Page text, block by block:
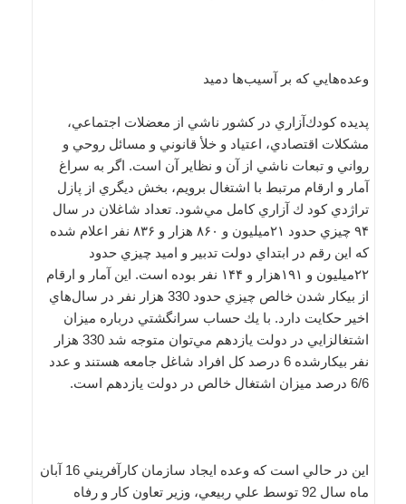
وعده‌هايي كه بر آسيب‌ها دميد
پديده كودك‌آزاري در كشور ناشي از معضلات اجتماعي،
مشكلات اقتصادي، اعتياد و خلأ قانوني و مسائل روحي و
رواني و تبعات ناشي از آن و نظاير آن است. اگر به سراغ
آمار و ارقام مرتبط با اشتغال برويم، بخش ديگري از پازل
تراژدي كود ك آزاري كامل مي‌شود. تعداد شاغلان در سال
۹۴ چيزي حدود ۲۱ميليون و ۸۶۰ هزار و ۸۳۶ نفر اعلام شده
كه اين رقم در ابتداي دولت تدبير و اميد چيزي حدود
۲۲ميليون و ۱۹۱هزار و ۱۴۴ نفر بوده است. اين آمار و ارقام
از بيكار شدن خالص چيزي حدود 330 هزار نفر در سال‌هاي
اخير حكايت دارد. با يك حساب سرانگشتي درباره ميزان
اشتغالزايي در دولت يازدهم مي‌توان متوجه شد 330 هزار
نفر بيكارشده 6 درصد كل افراد شاغل جامعه هستند و عدد
6/6 درصد ميزان اشتغال خالص در دولت يازدهم است.
اين در حالي است كه وعده ايجاد سازمان كارآفريني 16 آبان
ماه سال 92 توسط علي ربيعي، وزير تعاون كار و رفاه